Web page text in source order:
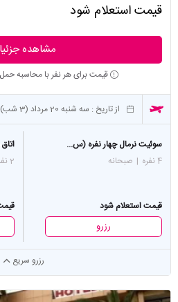
قیمت استعلام شود
مشاهده
قیمت برای هر نفر با محاسبه
از تاریخ : سه شنبه 20 مرداد (3 شب)
سوئیت نرمال چهار نفره (س...
4 نفره
| صبحانه
قیمت استعلام شود
رزرو
2 نفره
رزرو سریع